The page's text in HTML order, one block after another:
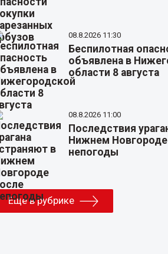
08.8.2026 11:30
Беспилотная
объявлена в
области 8 августа
08.8.2026 11:00
Последствия
Нижнем
непогоды
Еще в рубрике